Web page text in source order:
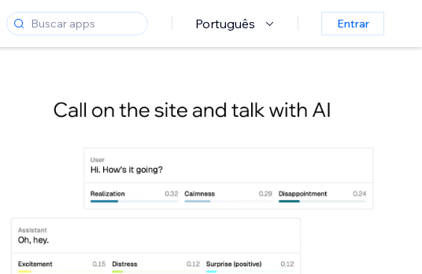
Português Entrar